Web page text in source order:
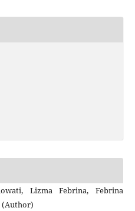
Lizma Febrina, Febrina
(Author)